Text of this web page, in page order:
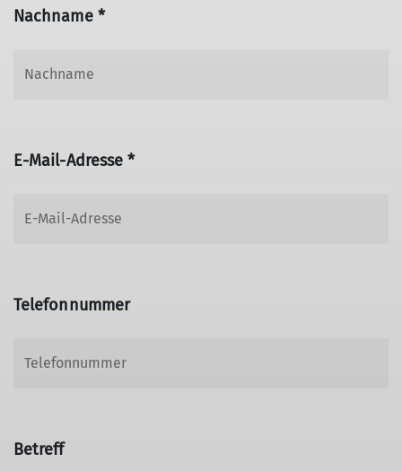
Nachname *
E-Mail-Adresse *
Telefonnummer
Betreff